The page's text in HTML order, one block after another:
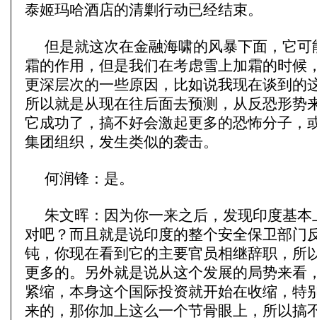
泰姬玛哈酒店的清剿行动已经结束。
但是就这次在金融海啸的风暴下面，它
霜的作用，但是我们在考虑雪上加霜的时候
更深层次的一些原因，比如说我现在谈到的
所以就是从现在往后面去预测，从反恐形势
它成功了，搞不好会激起更多的恐怖分子，
集团组织，发生类似的袭击。
何润锋：是。
朱文晖：因为你一来之后，发现印度基
对吧？而且就是说印度的整个安全保卫部门
钝，你现在看到它的主要官员相继辞职，所
更多的。另外就是说从这个发展的局势来看
紧缩，本身这个国际投资就开始在收缩，特
来的，那你加上这么一个节骨眼上，所以搞